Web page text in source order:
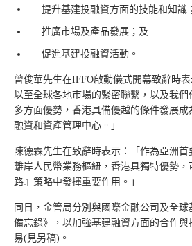
提升基建投融資方面的技能和知識
推廣市場及產品發展；及
促進基建投融資活動。
曾俊華先生在IFFO啟動儀式開幕致辭時
以至全球各地市場的緊密聯繫，以及我
多方面優勢，香港具備優越的條件發展成
融資和資產管理中心。」
陳德霖先生在致辭時表示：「作為亞洲
離岸人民幣業務樞紐，香港具獨特優勢
路』策略中發揮重要作用。」
同日，金管局分別與國際金融公司及全
備忘錄》，以加強基建融資方面的合作
易(見另稿)。